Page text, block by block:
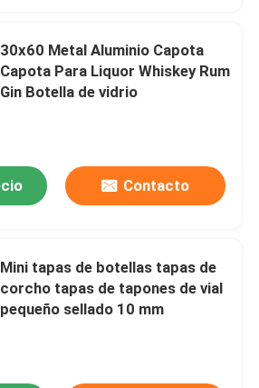
un mensaje
pronto!
30x60 Metal Aluminio Capota
Capota Para Liquor Whiskey Rum
Gin Botella de vidrio
Contacto
Mini tapas de botellas tapas de
corcho tapas de tapones de vial
pequeño sellado 10 mm